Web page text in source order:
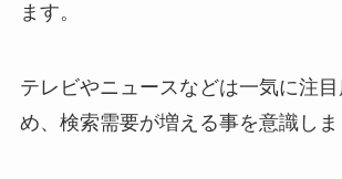
ます。
テレビやニュースなどは一気に注
め、検索需要が増える事を意識しま